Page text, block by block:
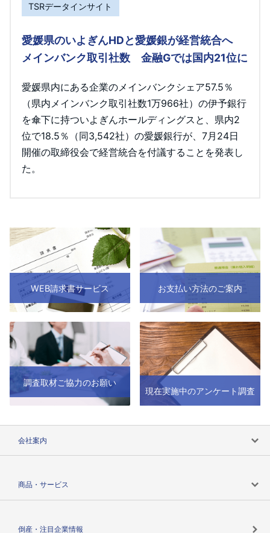
TSRデータインサイト
愛媛県のいよぎんHDと愛媛銀が経営統合へ
メインバンク取引社数 金融Gでは国内21位に
愛媛県内にある企業のメインバンクシェア57.5％
（県内メインバンク取引社数1万966社）の伊予銀行
を傘下に持ついよぎんホールディングスと、県内2
位で18.5％（同3,542社）の愛媛銀行が、7月24日
開催の取締役会で経営統合を付議することを発表し
た。
WEB請求書サービス お支払い方法のご案内
調査取材ご協力のお願い
現在実施中のアンケート調査
会社案内
商品・サービス
倒産・注目企業情報